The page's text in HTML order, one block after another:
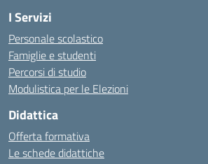
I Servizi
Personale scolastico
Famiglie e studenti
Percorsi di studio
Modulistica per le Elezioni
Didattica
Offerta formativa
Le schede didattiche